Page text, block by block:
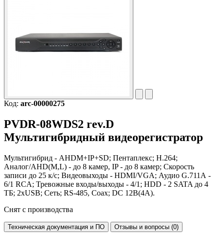
Код: arc-00000275
PVDR-08WDS2 rev.D
Мультигибридный видеорегистратор
Мультигибрид - AHDM+IP+SD; Пентаплекс; H.264;
Аналог/AHD(M,L) - до 8 камер, IP - до 8 камер; Скорость
записи до 25 к/с; Видеовыходы - HDMI/VGA; Аудио G.711А -
6/1 RCA; Тревожные входы/выходы - 4/1; HDD - 2 SATA до 4
ТБ; 2xUSB; Сеть; RS-485, Coax; DC 12В(4А).
Снят с производства
Техническая документация и ПО Отзывы и вопросы (0)